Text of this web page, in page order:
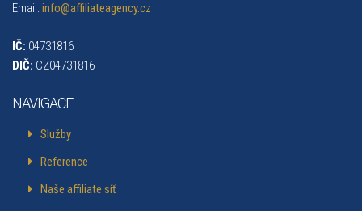
Email: info@affiliateagency.cz
IČ: 04731816
DIČ: CZ04731816
NAVIGACE
Služby
Reference
Naše affiliate síť